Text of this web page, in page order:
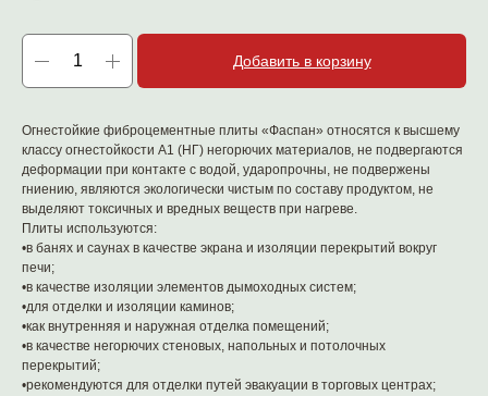
Добавить в корзину
Огнестойкие фиброцементные плиты «Фаспан» относятся к высшему
классу огнестойкости А1 (НГ) негорючих материалов, не подвергаются
деформации при контакте с водой, ударопрочны, не подвержены
гниению, являются экологически чистым по составу продуктом, не
выделяют токсичных и вредных веществ при нагреве.
Плиты используются:
•в банях и саунах в качестве экрана и изоляции перекрытий вокруг
печи;
•в качестве изоляции элементов дымоходных систем;
•для отделки и изоляции каминов;
•как внутренняя и наружная отделка помещений;
•в качестве негорючих стеновых, напольных и потолочных
перекрытий;
•рекомендуются для отделки путей эвакуации в торговых центрах;